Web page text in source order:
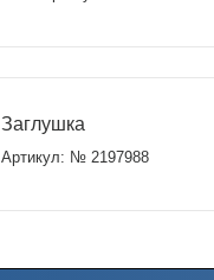
Заглушка
Артикул: № 2197988